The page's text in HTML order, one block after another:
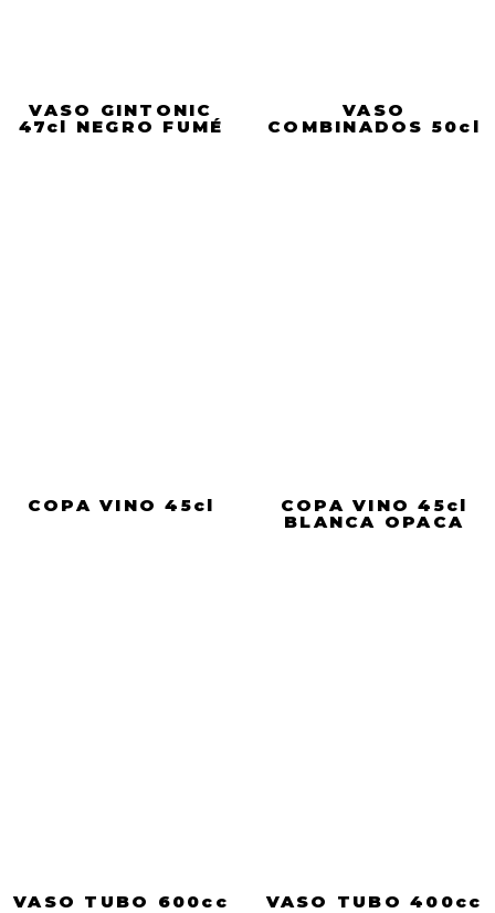
VASO GINTONIC
47cl NEGRO FUMÉ
VASO
COMBINADOS 50cl
COPA VINO 45cl COPA VINO 45cl
BLANCA OPACA
VASO TUBO 600cc VASO TUBO 400cc